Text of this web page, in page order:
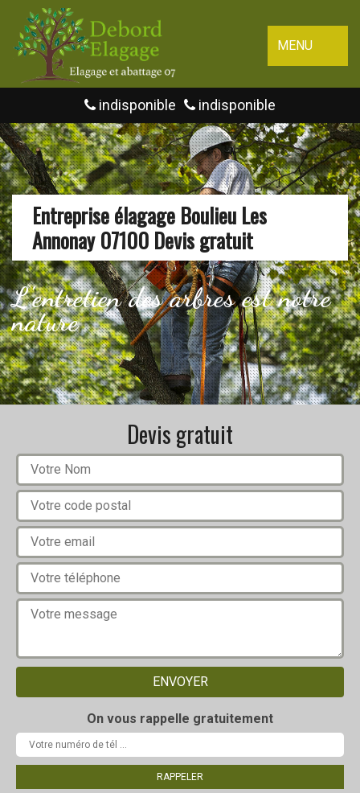
MENU
indisponible indisponible
Entreprise élagage Boulieu Les
Annonay 07100 Devis gratuit
L'entretien des arbres est notre
nature
Devis gratuit
On vous rappelle gratuitement